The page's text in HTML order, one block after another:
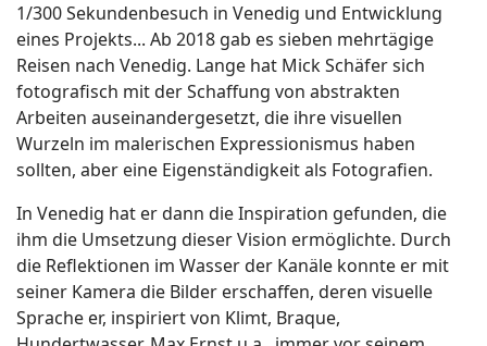
1/300 Sekundenbesuch in Venedig und Entwicklung
eines Projekts... Ab 2018 gab es sieben mehrtägige
Reisen nach Venedig. Lange hat Mick Schäfer sich
fotografisch mit der Schaffung von abstrakten
Arbeiten auseinandergesetzt, die ihre visuellen
Wurzeln im malerischen Expressionismus haben
sollten, aber eine Eigenständigkeit als Fotografien.
In Venedig hat er dann die Inspiration gefunden, die
ihm die Umsetzung dieserVision ermöglichte. Durch
die Reflektionen im Wasser der Kanäle konnte er mit
seiner Kamera die Bilder erschaffen, deren visuelle
Sprache er, inspiriert von Klimt, Braque,